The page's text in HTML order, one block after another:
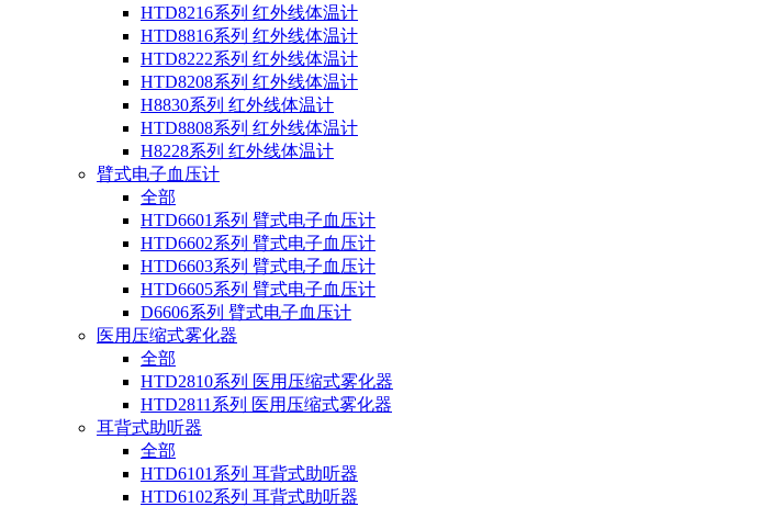
HTD8216系列 红外线体温计
HTD8816系列 红外线体温计
HTD8222系列 红外线体温计
HTD8208系列 红外线体温计
H8830系列 红外线体温计
HTD8808系列 红外线体温计
H8228系列 红外线体温计
臂式电子血压计
全部
HTD6601系列 臂式电子血压计
HTD6602系列 臂式电子血压计
HTD6603系列 臂式电子血压计
HTD6605系列 臂式电子血压计
D6606系列 臂式电子血压计
医用压缩式雾化器
全部
HTD2810系列 医用压缩式雾化器
HTD2811系列 医用压缩式雾化器
耳背式助听器
全部
HTD6101系列 耳背式助听器
HTD6102系列 耳背式助听器